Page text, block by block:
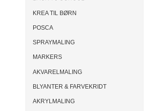
KREA TIL BØRN
POSCA
SPRAYMALING
MARKERS
AKVARELMALING
BLYANTER & FARVEKRIDT
AKRYLMALING